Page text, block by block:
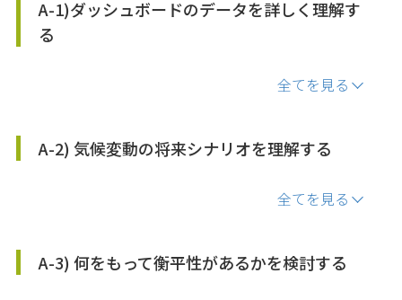
A-1)ダッシュボードのデータを詳しく理解す
る
全てを見る
A-2) 気候変動の将来シナリオを理解する
全てを見る
A-3) 何をもって衡平性があるかを検討する